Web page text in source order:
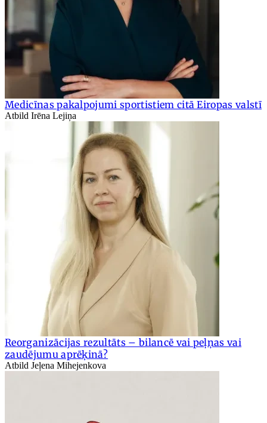
Medicīnas pakalpojumi sportistiem citā Eiropas valstī
Atbild Irēna Lejiņa
Reorganizācijas rezultāts – bilancē vai peļņas vai
zaudējumu aprēķinā?
Atbild Jeļena Mihejenkova